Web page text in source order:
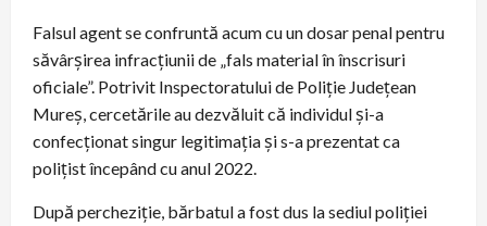
Falsul agent se confruntă acum cu un dosar penal pentru
săvârșirea infracțiunii de „fals material în înscrisuri
oficiale”. Potrivit Inspectoratului de Poliție Județean
Mureș, cercetările au dezvăluit că individul și-a
confecționat singur legitimația și s-a prezentat ca
polițist începând cu anul 2022.
După percheziție, bărbatul a fost dus la sediul poliției